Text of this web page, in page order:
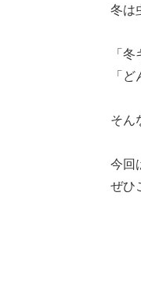
冬は
「
「
そん
今回
ぜひ